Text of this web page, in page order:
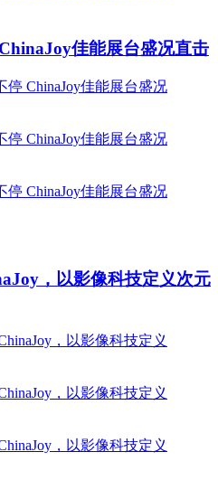
佳能展台盛况直击
，以影像科技定义次元